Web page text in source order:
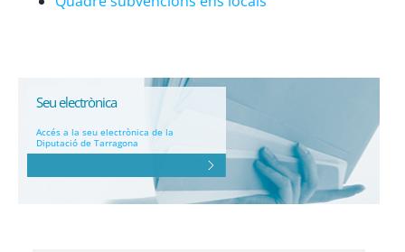
Seu electrònica
Accés a la seu electrònica de la
Diputació de Tarragona